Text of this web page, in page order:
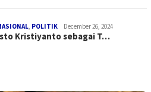
, POLITIK December 26, 2024
Kristiyanto sebagai T…